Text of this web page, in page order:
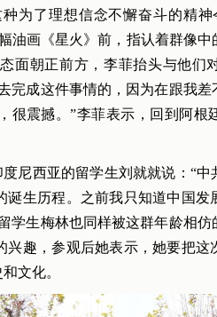
为了理想信念不懈奋斗的精
油画《星火》前，指认着群像中
面朝正前方，李菲抬头与他们
完成这件事情的，因为在跟我差
很震撼。”李菲表示，回到阿根
尼西亚的留学生刘就就说：“中
生历程。之前我只知道中国发
学生梅林也同样被这群年龄相
趣，参观后她表示，她要把这
文化。